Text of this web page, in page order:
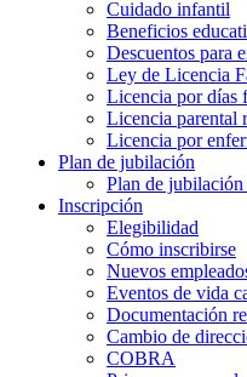
Cuidado infantil
Beneficios
Descuentos para
Ley de Licencia
Licencia por días
Licencia parental
Licencia por
Plan de jubilación
Plan de
Inscripción
Elegibilidad
Cómo inscribirse
Nuevos
Eventos de vida
Documentación
Cambio de
COBRA